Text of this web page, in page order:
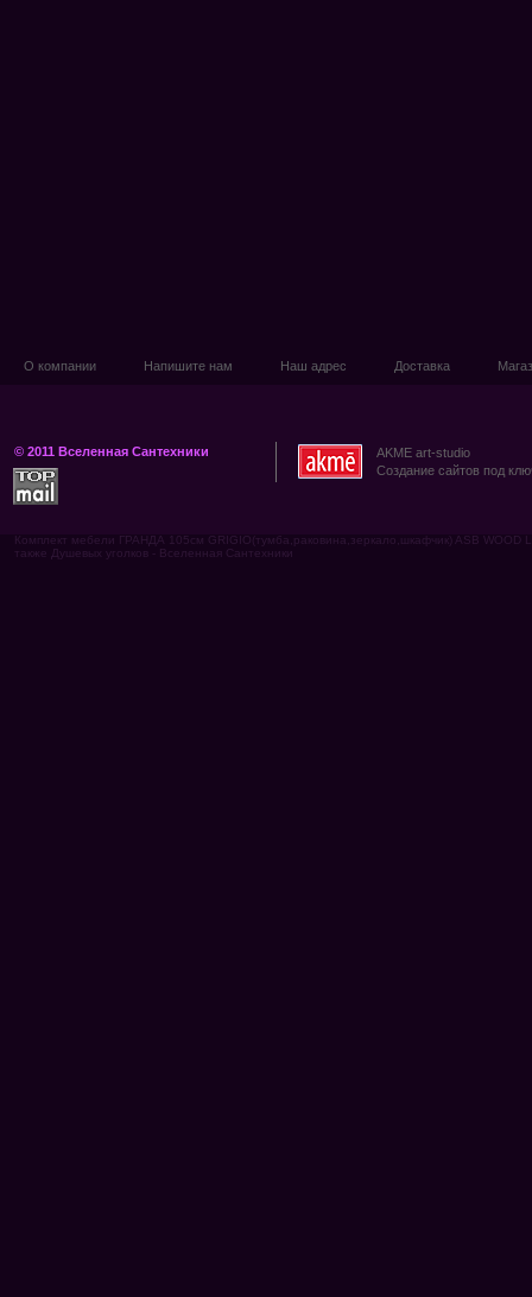
О компании Напишите нам Наш адрес Доставка
AKME art-studio
Создание сайтов под
© 2011 Вселенная Сантехники
Комплект мебели ГРАНДА 105см GRIGIO(тумба,раковина,зеркало,шкафчик) ASB
также Душевых уголков - Вселенная Сантехники